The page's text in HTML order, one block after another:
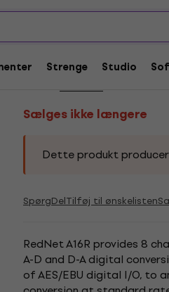
Strenge Studio
Sælges ikke længere
Focusrite RedNet
Sælges ikke længere
Dette produkt
SpørgDelTilføj til ønskelisten
RedNet A16R provides 8
A-D and D-A digital
of AES/EBU digital I/O, to